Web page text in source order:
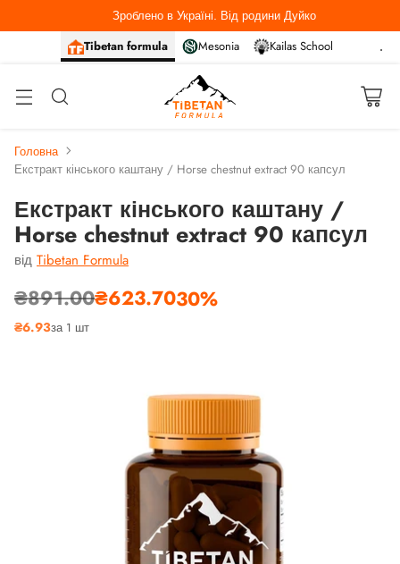
Tibetan formula Mesonia Kailas School
Зроблено в Україні. Від родини Дуйко
Головна
Екстракт кінського каштану / Horse chestnut extract 90 капсул
Екстракт кінського каштану /
Horse chestnut extract 90 капсул
від Tibetan Formula
Звичайна
ціна
₴891.00₴623.7030%
₴6.93за 1 шт